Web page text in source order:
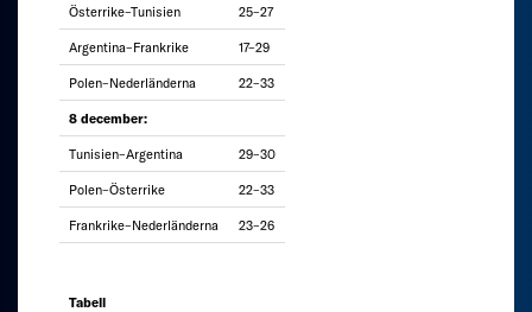
Österrike–Tunisien 25–27
Argentina–Frankrike 17–29
Polen–Nederländerna 22–33
8 december:
Tunisien–Argentina 29–30
Polen–Österrike 22–33
Frankrike–Nederländerna 23–26
Tabell